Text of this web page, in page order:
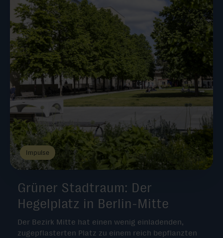
Grüner Stadtraum: Der
Hegelplatz in Berlin-Mitte
Der Bezirk Mitte hat einen wenig einladenden,
zugepflasterten Platz zu einem reich bepflanzten
Impulse